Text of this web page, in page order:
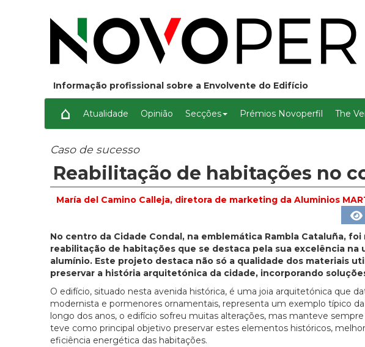
Informação profissional sobre a Envolvente do Edifício
Atualidade Opinião Secções Prémios Novoperfil The
Caso de sucesso
Reabilitação de habitações no
María del Camino Calleja, diretora de marketing da Aluminios
No centro da Cidade Condal, na emblemática Rambla Cataluña,
reabilitação de habitações que se destaca pela sua excelência na
alumínio. Este projeto destaca não só a qualidade dos materiais
preservar a história arquitetónica da cidade, incorporando
O edifício, situado nesta avenida histórica, é uma joia arquitetónica que
modernista e pormenores ornamentais, representa um exemplo típico
longo dos anos, o edifício sofreu muitas alterações, mas manteve
teve como principal objetivo preservar estes elementos históricos,
eficiência energética das habitações.